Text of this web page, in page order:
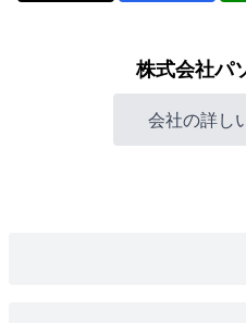
株式会社パ
会社の詳し